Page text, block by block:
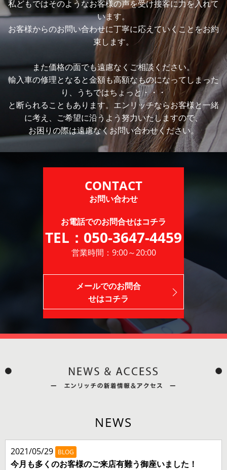
私どもではそのようなお客様の声を受け接客に力を入れて
います。
お客様からのお問い合わせに丁寧に応えていくことをお約
束します。
また価格の面でも遠慮なくご相談ください。
輸入車の修理となると金額も高額なものになってしまった
り、うちではちょっと・・・
と断られることもあります。エンリッチならお客様と一緒
に考え、ご希望に沿うよう努力いたしますので、
お困りの際は遠慮なくお問い合わせください。
CONTACT
お電話でのお問合せはコチラ
TEL： 050-3647-4459
営業時間：9:00～20:00
メールでのお問合
せはコチラ
NEWS
2021/05/29 BLOG
今月も多くのお客様のご来店有難う御座いました！